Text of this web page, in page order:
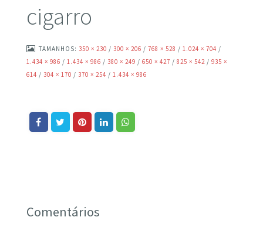
cigarro
TAMANHOS: 350 × 230 / 300 × 206 / 768 × 528 / 1.024 × 704 /
1.434 × 986 / 1.434 × 986 / 380 × 249 / 650 × 427 / 825 × 542 / 935 ×
614 / 304 × 170 / 370 × 254 / 1.434 × 986
Comentários